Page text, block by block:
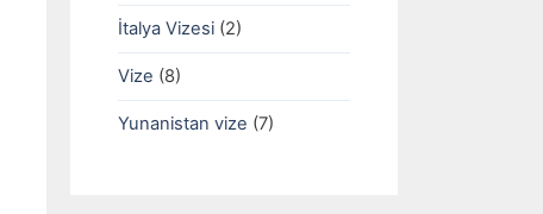
İtalya Vizesi (2)
Vize (8)
Yunanistan vize (7)